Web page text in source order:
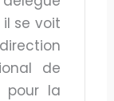
il se voit
de
pour la